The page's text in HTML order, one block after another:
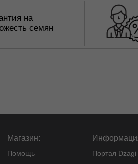
на
семян
Магазин:
Помощь
Портал Dzagi